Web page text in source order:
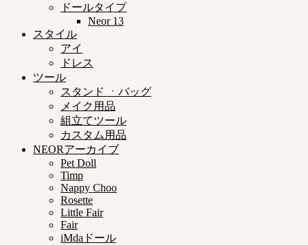
ドールタイプ
Neor 13
スタイル
アイ
ドレス
ツール
スタンド ㆍバッグ
メイク用品
組立てツール
カスタム用品
NEORアーカイブ
Pet Doll
Timp
Nappy Choo
Rosette
Little Fair
Fair
iMdaドール